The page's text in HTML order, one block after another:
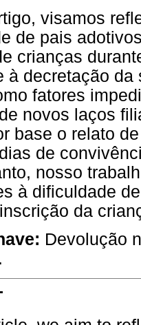
visamos
de pais
crianças
à decretação
fatores
novos laços
base o relato
de
nosso
à dificuldade
da
Devolução